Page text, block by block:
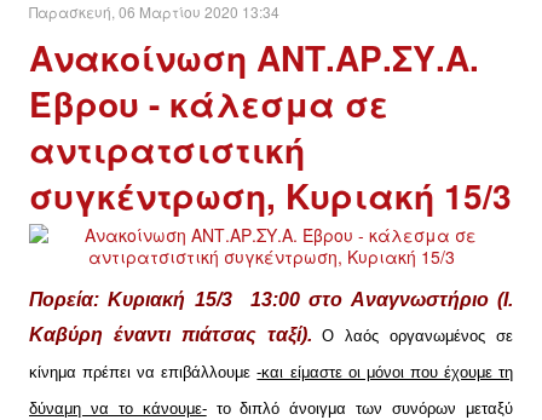
LGBTQIA+
ΠΕΡΙΒΆΛΛΟΝ
ΚΙΝΉΜΑΤΑ ΠΌΛΗΣ
ΙΣΤΟΡΊΑ / ΘΕΩΡΊΑ
ΙΣΤΟΡΊΑ
ΘΕΩΡΊΑ
Παρασκευή, 06 Μαρτίου 2020 13:34
Ανακοίνωση ΑΝΤ.ΑΡ.ΣΥ.Α.
Έβρου - κάλεσμα σε
αντιρατσιστική
συγκέντρωση, Κυριακή 15/3
Πορεία: Κυριακή 15/3 13:00στο Αναγνωστήριο (Ι.
Καβύρη έναντι πιάτσας ταξί).
Ο λαός οργανωμένος σε
κίνημα πρέπει να επιβάλλουμε-και είμαστε οι μόνοι που έχουμε τη
δύναμη να το κάνουμε-το διπλό άνοιγμα των συνόρων μεταξύ